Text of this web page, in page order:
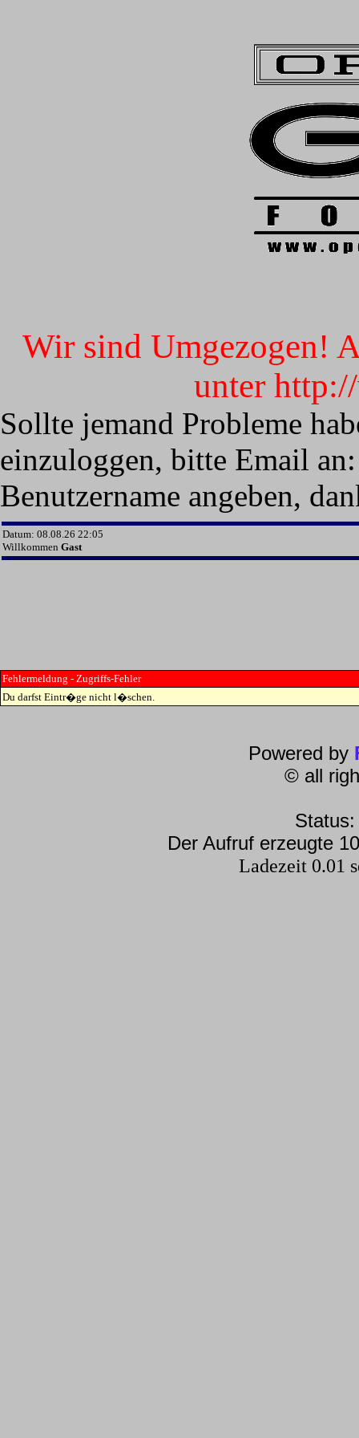
Wir sind Umgezogen!
unter
Sollte jemand Probleme
einzuloggen, bitte Email
Benutzername angeben,
Datum: 08.08.26 22:05
Willkommen Gast
Fehlermeldung - Zugriffs-Fehler
Du darfst Eintr�ge nicht l�schen.
Powered by
© all
Der Aufruf erzeugte
Ladezeit 0.01